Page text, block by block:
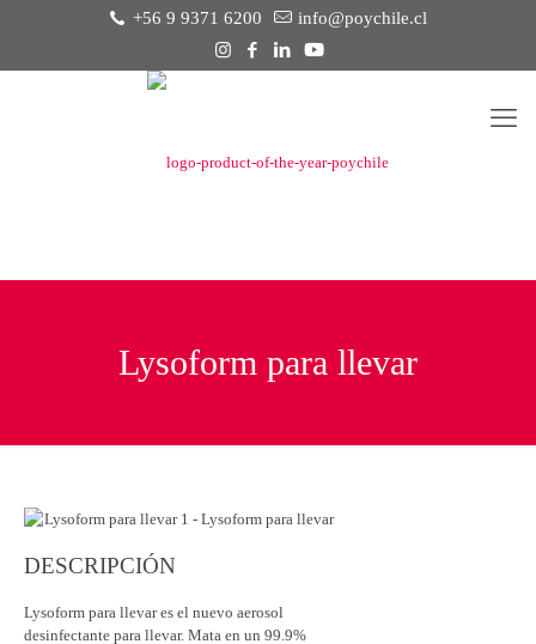
+56 9 9371 6200 info@poychile.cl
Lysoform para llevar
DESCRIPCIÓN
Lysoform para llevar es el nuevo aerosol
desinfectante para llevar. Mata en un 99.9%